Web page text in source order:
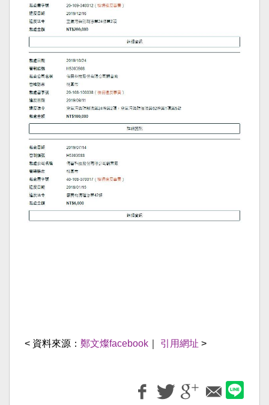
< 資料來源： 鄭文燦facebook 引用網址 >